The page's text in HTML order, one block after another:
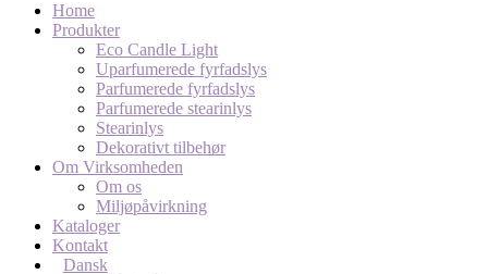
Home
Produkter
Eco Candle Light
Uparfumerede fyrfadslys
Parfumerede fyrfadslys
Parfumerede stearinlys
Stearinlys
Dekorativt tilbehør
Om Virksomheden
Om os
Miljøpåvirkning
Kataloger
Kontakt
Dansk